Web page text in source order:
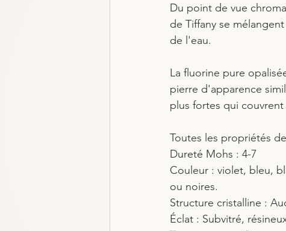
Du point de vue
de Tiffany se
de l'eau.
La fluorine pure
pierre d'apparence
plus fortes qui
Toutes les propriétés
Dureté Mohs : 4-7
Couleur : violet, bleu,
ou noires.
Structure cristalline :
Éclat : Subvitré,